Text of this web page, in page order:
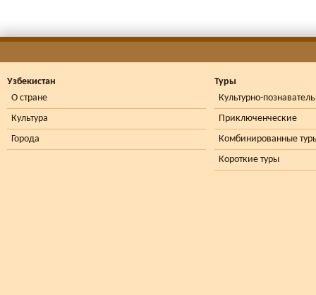
Узбекистан
О стране
Культура
Города
Туры
Культурно-
Приключенческие
Комбинированные
Короткие туры